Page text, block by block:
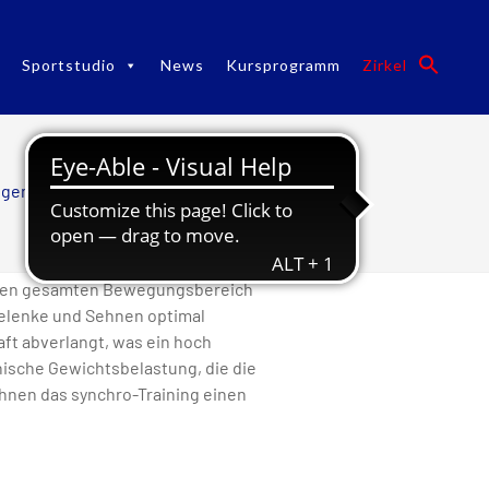
Sportstudio News Kursprogramm Zirkel
fitplus Sportstudio / Zirkel
gesamten Bewegungsbereich
und Sehnen optimal
abverlangt, was ein hoch
Gewichtsbelastung, die die
das synchro-Training einen